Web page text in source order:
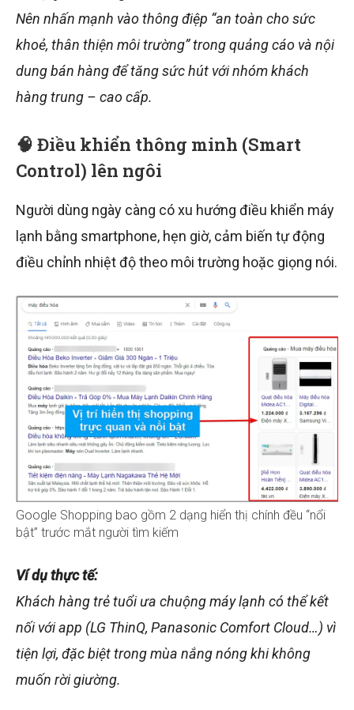
Nên nhấn mạnh vào thông điệp “an toàn cho sức
khoẻ, thân thiện môi trường” trong quảng cáo và nội
dung bán hàng để tăng sức hút với nhóm khách
hàng trung – cao cấp.
🧠 Điều khiển thông minh (Smart
Control) lên ngôi
Người dùng ngày càng có xu hướng điều khiển máy
lạnh bằng smartphone, hẹn giờ, cảm biến tự động
điều chỉnh nhiệt độ theo môi trường hoặc giọng nói.
Google Shopping bao gồm 2 dạng hiển thị chính đều “nổi
bật” trước mắt người tìm kiếm
Ví dụ thực tế:
Khách hàng trẻ tuổi ưa chuộng máy lạnh có thể kết
nối với app (LG ThinQ, Panasonic Comfort Cloud…) vì
tiện lợi, đặc biệt trong mùa nắng nóng khi không
muốn rời giường.